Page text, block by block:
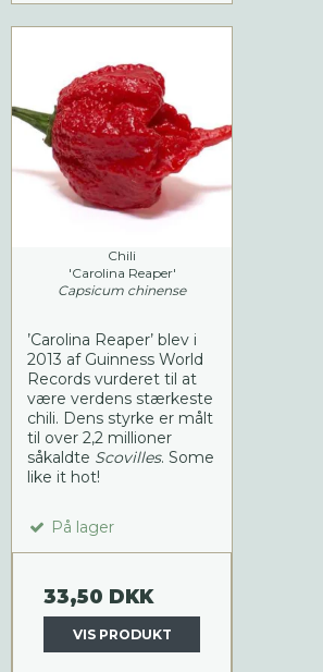
Chili
'Carolina Reaper'
Capsicum chinense
’Carolina Reaper’ blev i
2013 af Guinness World
Records vurderet til at
være verdens stærkeste
chili. Dens styrke er målt
til over 2,2 millioner
såkaldte Scovilles. Some
like it hot!
På lager
33,50 DKK
VIS PRODUKT